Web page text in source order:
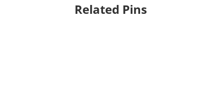
Related Pins